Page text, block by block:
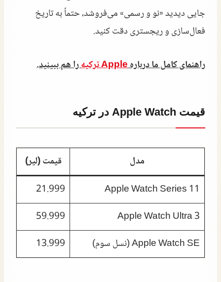
جایی دیدید «نو و رسمی» می‌فروشد، حتماً به تاریخ
فعال‌سازی و ریجستری دقت کنید.
راهنمای کامل ما دربارهApple ترکیه را هم ببینید.
قیمت Apple Watch در ترکیه
مدل
قیمت (لیر)
Apple Watch Series 11
21.999
Apple Watch Ultra 3
59.999
Apple Watch SE (نسل سوم)
13.999